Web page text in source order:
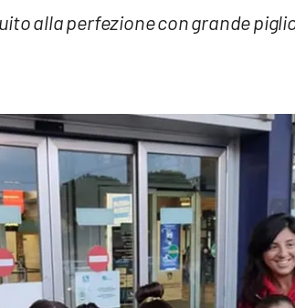
alla perfezione con grande